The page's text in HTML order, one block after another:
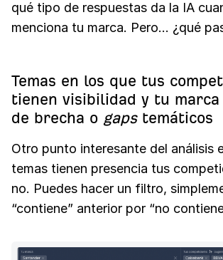
qué tipo de respuestas da la IA
menciona tu marca. Pero… ¿qué
Temas en los que tus
tienen visibilidad y tu marca
de brecha o gapstemáticos
Otro punto interesante del análisis
temas tienen presencia tus
no. Puedes hacer un filtro,
“contiene” anterior por “no